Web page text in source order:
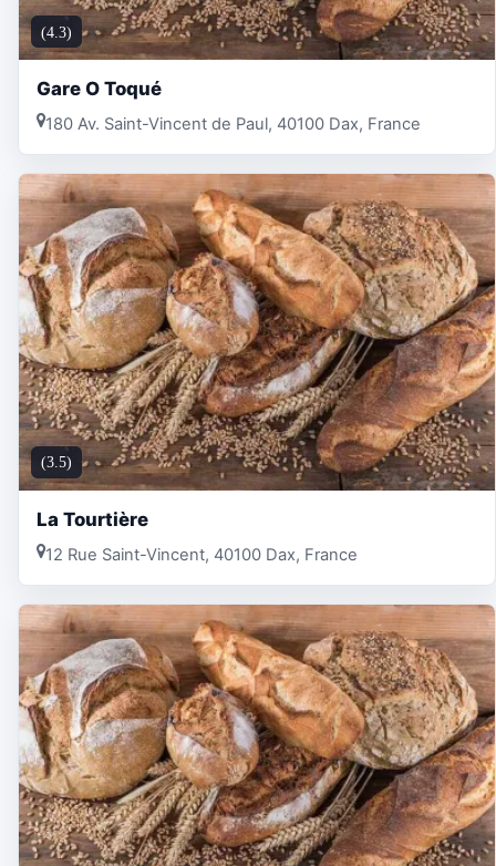
(4.3)
Gare O Toqué
180 Av. Saint-Vincent de Paul, 40100 Dax, France
(3.5)
La Tourtière
12 Rue Saint-Vincent, 40100 Dax, France